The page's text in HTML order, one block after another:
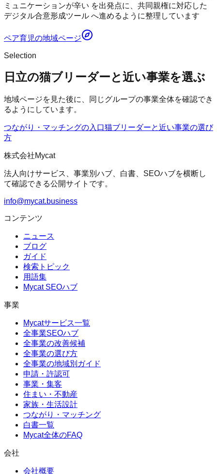
ミュニケーションが辛い を出発点に、共同親権に対応した
デジタル合意形成ツール へ進めるように整理しています
ペア育児の地域ページ
Selection
日立の猫ブリーダーと近い事業を選ぶ
地域ページを見た後に、同じグループの事業全体を確認でき
るようにしています。
つながり・マッチングの入口猫ブリーダーと近い事業の選び
方
株式会社Mycat
法人向けサービス、事業別ハブ、白書、SEOハブを横断し
て確認できる公開サイトです。
info@mycat.business
コンテンツ
ニュース
ブログ
ガイド
検索トピック
用語集
Mycat SEOハブ
事業
Mycatサービス一覧
全事業SEOハブ
全事業の改善候補
全事業の選び方
全事業の地域別ガイド
申請・許認可
事業・集客
住まい・不動産
家族・生活設計
つながり・マッチング
白書一覧
Mycat全体のFAQ
会社
会社概要